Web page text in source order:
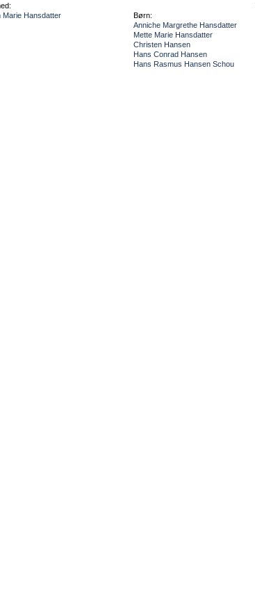
Marie Hansdatter
Børn:
Anniche Margrethe Hansdatter
Mette Marie Hansdatter
Christen Hansen
Hans Conrad Hansen
Hans Rasmus Hansen Schou